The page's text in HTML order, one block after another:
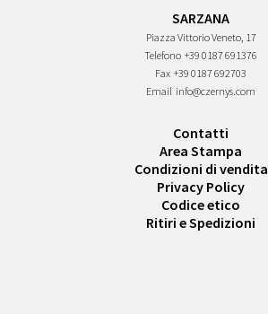
SARZANA
Piazza Vittorio Veneto, 17
Telefono +39 0187 691376
Fax +39 0187 692703
Email info@czernys.com
Contatti
Area Stampa
Condizioni di vendita
Privacy Policy
Codice etico
Ritiri e Spedizioni